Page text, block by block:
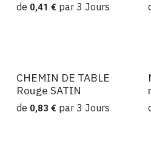
de 0,41 € par 3 Jours
Location
CHEMIN DE TABLE
Rouge SATIN
de 0,83 € par 3 Jours